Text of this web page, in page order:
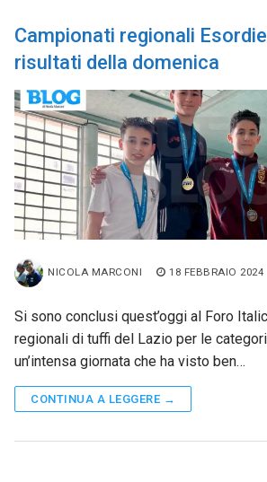
Campionati regionali
risultati della domenica
NICOLA MARCONI 18 FEBBRAIO 2024
Si sono conclusi quest’oggi al Foro
regionali di tuffi del Lazio per le
un’intensa giornata che ha visto ben…
CONTINUA A LEGGERE →